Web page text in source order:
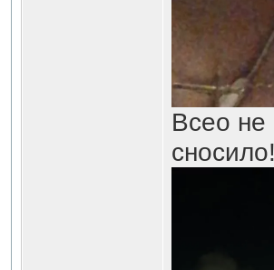
Всео не
сносило!